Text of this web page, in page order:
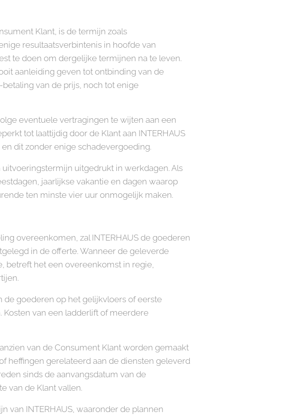
Klant, is de termijn zoals
resultaatsverbintenis in hoofde van
te doen om dergelijke termijnen na te leven.
aanleiding geven tot ontbinding van de
van de prijs, noch tot enige
eventuele vertragingen te wijten aan een
tot laattijdig door de Klant aan INTERHAUS
dit zonder enige schadevergoeding.
uitgedrukt in werkdagen. Als
jaarlijkse vakantie en dagen waarop
ten minste vier uur onmogelijk maken.
overeenkomen, zal INTERHAUS de goederen
in de offerte. Wanneer de geleverde
betreft het een overeenkomst in regie,
goederen op het gelijkvloers of eerste
van een ladderlift of meerdere
van de Consument Klant worden gemaakt
heffingen gerelateerd aan de diensten geleverd
sinds de aanvangsdatum van de
van de Klant vallen.
van INTERHAUS, waaronder de plannen